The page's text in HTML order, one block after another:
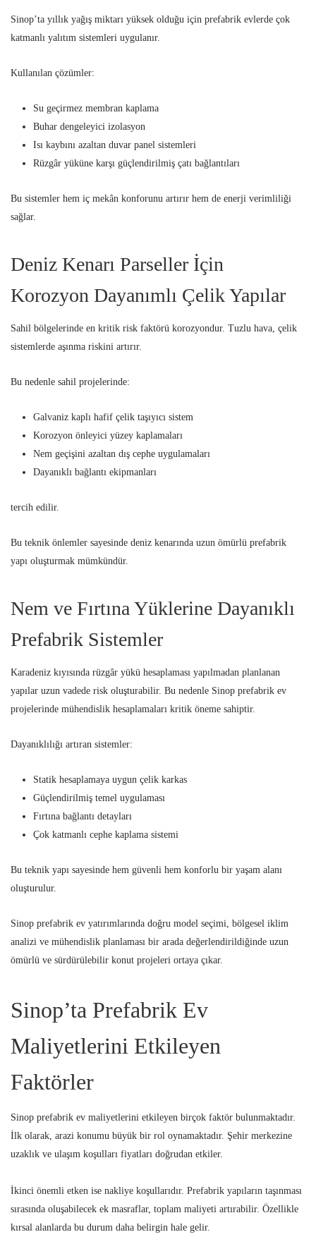
Sinop’ta yıllık yağış miktarı yüksek olduğu için prefabrik evlerde çok
katmanlı yalıtım sistemleri uygulanır.
Kullanılan çözümler:
Su geçirmez membran kaplama
Buhar dengeleyici izolasyon
Isı kaybını azaltan duvar panel sistemleri
Rüzgâr yüküne karşı güçlendirilmiş çatı bağlantıları
Bu sistemler hem iç mekân konforunu artırır hem de enerji verimliliği
sağlar.
Deniz Kenarı Parseller İçin
Korozyon Dayanımlı Çelik Yapılar
Sahil bölgelerinde en kritik risk faktörü korozyondur. Tuzlu hava, çelik
sistemlerde aşınma riskini artırır.
Bu nedenle sahil projelerinde:
Galvaniz kaplı hafif çelik taşıyıcı sistem
Korozyon önleyici yüzey kaplamaları
Nem geçişini azaltan dış cephe uygulamaları
Dayanıklı bağlantı ekipmanları
tercih edilir.
Bu teknik önlemler sayesinde deniz kenarında uzun ömürlü prefabrik
yapı oluşturmak mümkündür.
Nem ve Fırtına Yüklerine Dayanıklı
Prefabrik Sistemler
Karadeniz kıyısında rüzgâr yükü hesaplaması yapılmadan planlanan
yapılar uzun vadede risk oluşturabilir. Bu nedenle Sinop prefabrik ev
projelerinde mühendislik hesaplamaları kritik öneme sahiptir.
Dayanıklılığı artıran sistemler:
Statik hesaplamaya uygun çelik karkas
Güçlendirilmiş temel uygulaması
Fırtına bağlantı detayları
Çok katmanlı cephe kaplama sistemi
Bu teknik yapı sayesinde hem güvenli hem konforlu bir yaşam alanı
oluşturulur.
Sinop prefabrik ev yatırımlarında doğru model seçimi, bölgesel iklim
analizi ve mühendislik planlaması bir arada değerlendirildiğinde uzun
ömürlü ve sürdürülebilir konut projeleri ortaya çıkar.
Sinop’ta Prefabrik Ev
Maliyetlerini Etkileyen
Faktörler
Sinop prefabrik ev maliyetlerini etkileyen birçok faktör bulunmaktadır.
İlk olarak, arazi konumu büyük bir rol oynamaktadır. Şehir merkezine
uzaklık ve ulaşım koşulları fiyatları doğrudan etkiler.
İkinci önemli etken ise nakliye koşullarıdır. Prefabrik yapıların taşınması
sırasında oluşabilecek ek masraflar, toplam maliyeti artırabilir. Özellikle
kırsal alanlarda bu durum daha belirgin hale gelir.